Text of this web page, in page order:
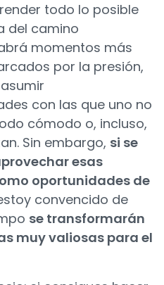
todo lo posible
del camino
momentos más
por la presión,
con las que uno no
cómodo o, incluso,
Sin embargo, si se
esas
oportunidades de
convencido de
se transformarán
muy valiosas para el